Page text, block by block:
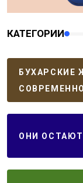
КАТЕГОРИИ
БУХАРСКИЕ
ОНИ